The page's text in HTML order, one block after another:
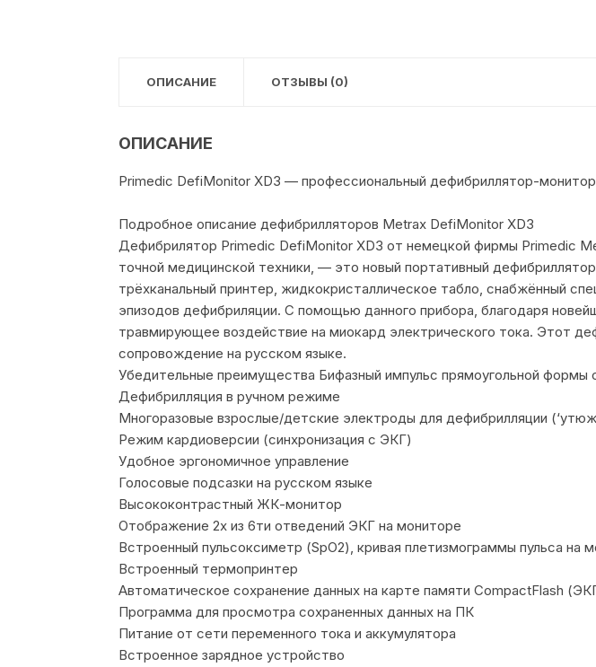
ОПИСАНИЕ ОТЗЫВЫ (0)
ОПИСАНИЕ
Primedic DefiMonitor XD3 — професcиональный дефибриллятор-монитор
Подробное описание дефибрилляторов Metrax DefiMonitor XD3
Дефибрилятор Primedic DefiMonitor XD3 от немецкой фирмы Primedic
точной медицинской техники, — это новый портативный
трёхканальный принтер, жидкокристаллическое табло, снабжённый
эпизодов дефибриляции. С помощью данного прибора, благодаря
травмирующее воздействие на миокард электрического тока. Этот
сопровождение на русском языке.
Убедительные преимущества Бифазный импульс прямоугольной формы
Дефибрилляция в ручном режиме
Многоразовые взрослые/детские электроды для дефибрилляции
Режим кардиоверсии (синхронизация с ЭКГ)
Удобное эргономичное управление
Голосовые подсазки на русском языке
Высококонтрастный ЖК-монитор
Отображение 2х из 6ти отведений ЭКГ на мониторе
Встроенный пульсоксиметр (SpO2), кривая плетизмограммы пульса на
Встроенный термопринтер
Автоматическое сохранение данных на карте памяти CompactFlash
Программа для просмотра сохраненных данных на ПК
Питание от сети переменного тока и аккумулятора
Встроенное зарядное устройство